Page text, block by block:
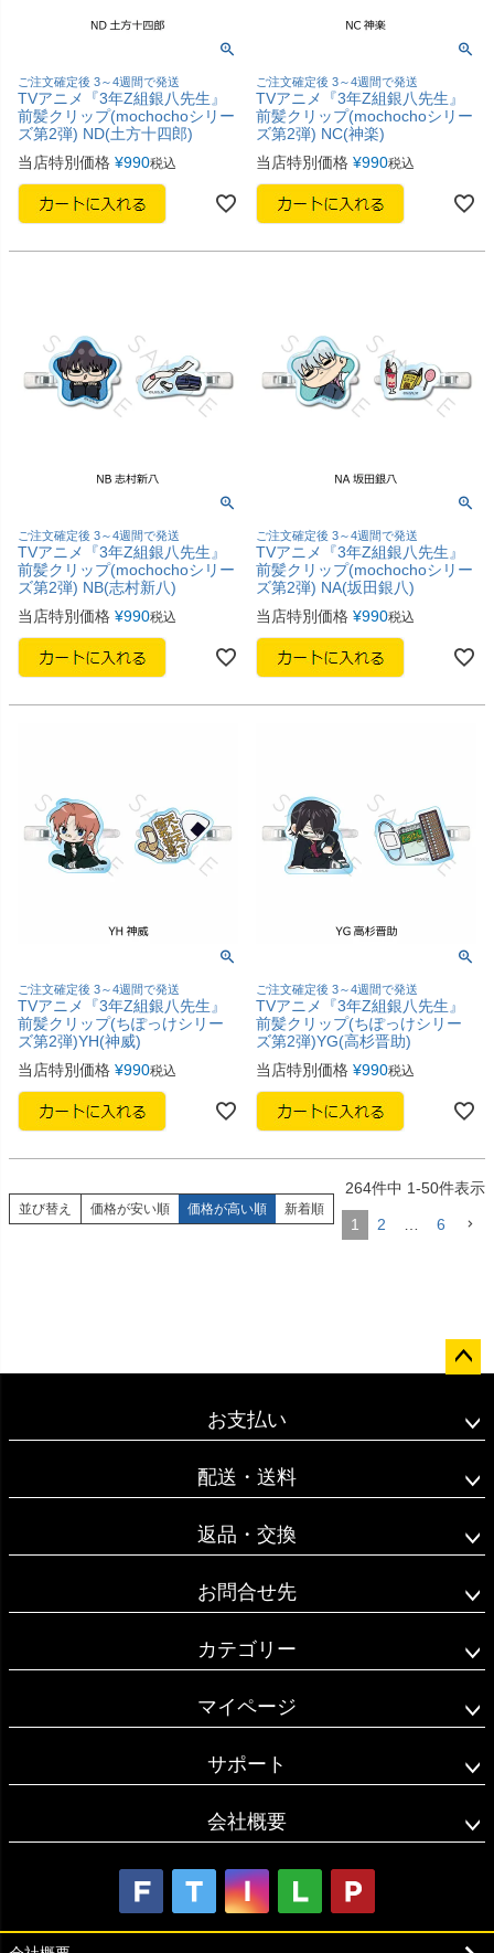
ご注文確定後 3～4週間で発送
TVアニメ『3年Z組銀八先生』
前髪クリップ(mochochoシリー
ズ第2弾) ND(土方十四郎)
当店特別価格 ¥990税込
ご注文確定後 3～4週間で発送
TVアニメ『3年Z組銀八先生』
前髪クリップ(mochochoシリー
ズ第2弾) NC(神楽)
当店特別価格 ¥990税込
ご注文確定後 3～4週間で発送
TVアニメ『3年Z組銀八先生』
前髪クリップ(mochochoシリー
ズ第2弾) NB(志村新八)
当店特別価格 ¥990税込
ご注文確定後 3～4週間で発送
TVアニメ『3年Z組銀八先生』
前髪クリップ(mochochoシリー
ズ第2弾) NA(坂田銀八)
当店特別価格 ¥990税込
ご注文確定後 3～4週間で発送
TVアニメ『3年Z組銀八先生』
前髪クリップ(ちぽっけシリー
ズ第2弾)YH(神威)
当店特別価格 ¥990税込
ご注文確定後 3～4週間で発送
TVアニメ『3年Z組銀八先生』
前髪クリップ(ちぽっけシリー
ズ第2弾)YG(高杉晋助)
当店特別価格 ¥990税込
並び替え 価格が安い順 価格が高い順 新着順
264件中 1-50件表示
1 2 6
ップ
お支払い
配送・送料
返品・交換
お問合せ先
カテゴリー
マイページ
サポート
会社概要